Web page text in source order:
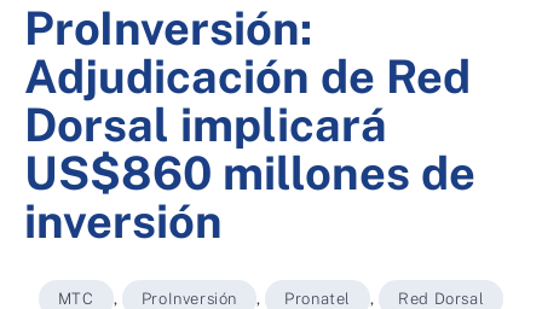
ProInversión:
Adjudicación de Red
Dorsal implicará
US$860 millones de
inversión
MTC , ProInversión , Pronatel , Red Dorsal